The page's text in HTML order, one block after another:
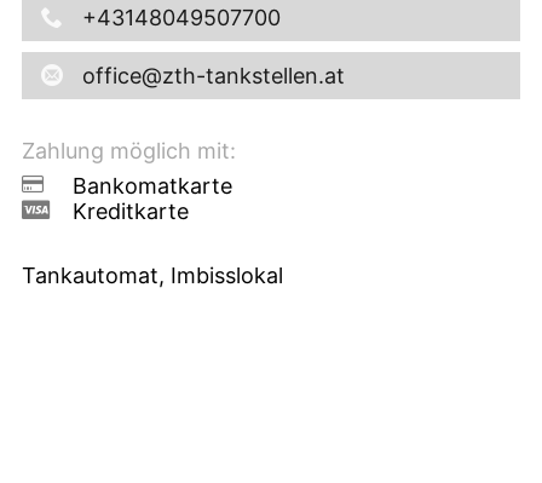
+43148049507700
office@zth-tankstellen.at
Zahlung möglich mit:
Bankomatkarte
Kreditkarte
Tankautomat, Imbisslokal